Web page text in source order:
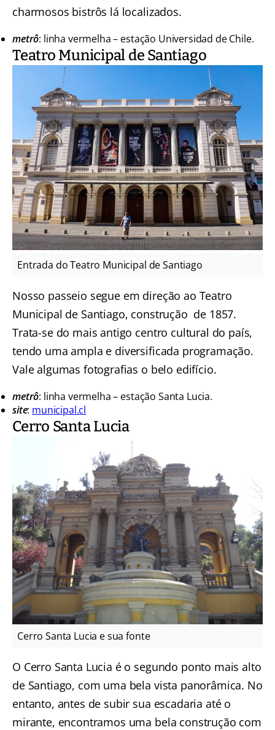
charmosos bistrôs lá localizados.
metrô: linha vermelha – estação Universidad de Chile.
Teatro Municipal de Santiago
Entrada do Teatro Municipal de Santiago
Nosso passeio segue em direção ao Teatro
Municipal de Santiago, construção de 1857.
Trata-se do mais antigo centro cultural do país,
tendo uma ampla e diversificada programação.
Vale algumas fotografias o belo edifício.
metrô: linha vermelha – estação Santa Lucia.
site: municipal.cl
Cerro Santa Lucia
Cerro Santa Lucia e sua fonte
O Cerro Santa Lucia é o segundo ponto mais alto
de Santiago, com uma bela vista panorâmica. No
entanto, antes de subir sua escadaria até o
mirante, encontramos uma bela construção com